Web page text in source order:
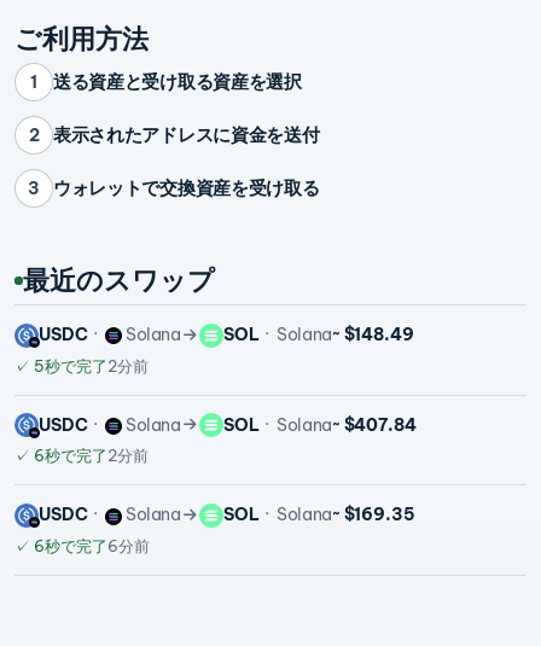
ご利用方法
1 送る資産と受け取る資産を選択
2 表示されたアドレスに資金を送付
3 ウォレットで交換資産を受け取る
最近のスワップ
USDC Solana SOL Solana~ $148.49
✓ 5秒で完了2分前
USDC Solana SOL Solana~ $407.84
✓ 6秒で完了2分前
USDC Solana SOL Solana~ $169.35
✓ 6秒で完了6分前